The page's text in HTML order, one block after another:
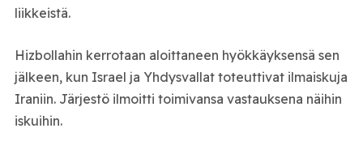
liikkeistä.
Hizbollahin kerrotaan aloittaneen hyökkäyksensä sen
jälkeen, kun Israel ja Yhdysvallat toteuttivat ilmaiskuja
Iraniin. Järjestö ilmoitti toimivansa vastauksena näihin
iskuihin.